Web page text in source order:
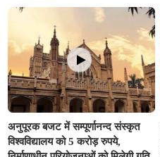
अनुपूरक बजट में सम्पूर्णानन्द संस्कृत
विश्वविद्यालय को 5 करोड़ रुपये,